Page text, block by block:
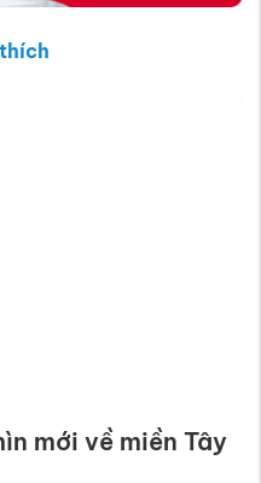
mới về miền Tây